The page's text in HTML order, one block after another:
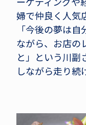
婦で仲良く人気
「今後の夢は
ながら、お店の
と」という川副
しながら走り続